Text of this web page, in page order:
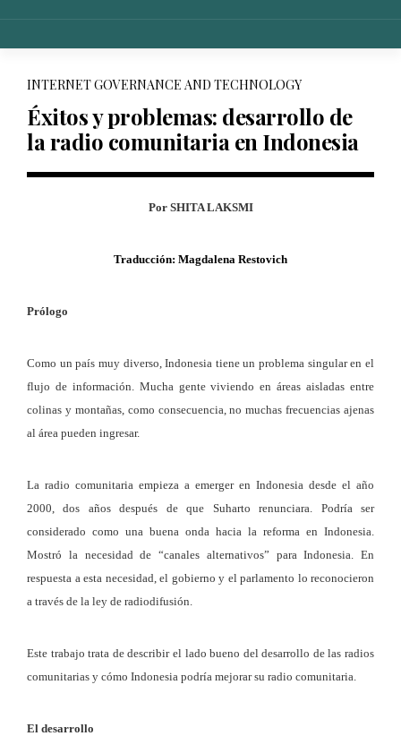
content
INTERNET GOVERNANCE AND TECHNOLOGY
Éxitos y problemas: desarrollo de
la radio comunitaria en Indonesia
Por SHITA LAKSMI
Traducción: Magdalena Restovich
Prólogo
Como un país muy diverso, Indonesia tiene un problema singular en el
flujo de información. Mucha gente viviendo en áreas aisladas entre
colinas y montañas, como consecuencia, no muchas frecuencias ajenas
al área pueden ingresar.
La radio comunitaria empieza a emerger en Indonesia desde el año
2000, dos años después de que Suharto renunciara. Podría ser
considerado como una buena onda hacia la reforma en Indonesia.
Mostró la necesidad de “canales alternativos” para Indonesia. En
respuesta a esta necesidad, el gobierno y el parlamento lo reconocieron
a través de la ley de radiodifusión.
Este trabajo trata de describir el lado bueno del desarrollo de las radios
comunitarias y cómo Indonesia podría mejorar su radio comunitaria.
El desarrollo